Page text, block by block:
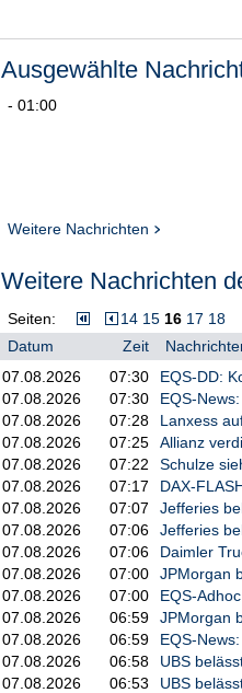
Ausgewählte
- 01:00
Weitere Nachrichten
Weitere Nachrichten
Seiten: 14 15 16 17 18
Datum
Zeit
07.08.2026
07:30
EQS-DD:
07.08.2026
07:30
EQS-
07.08.2026
07:28
Lanxess
07.08.2026
07:25
Allianz
07.08.2026
07:22
Schulze
07.08.2026
07:17
DAX-
07.08.2026
07:07
Jefferies
07.08.2026
07:06
Jefferies
07.08.2026
07:06
Daimler
07.08.2026
07:00
JPMorgan
07.08.2026
07:00
EQS-
07.08.2026
06:59
JPMorgan
07.08.2026
06:59
EQS-
07.08.2026
06:58
UBS
07.08.2026
06:53
UBS